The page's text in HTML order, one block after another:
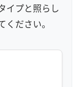
メンテナンス
イプと照らし
ださい。